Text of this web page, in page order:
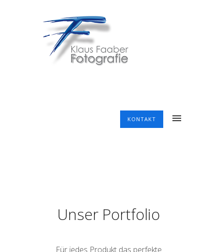
KONTAKT
Unser Portfolio
Für jedes Produkt das perfekte